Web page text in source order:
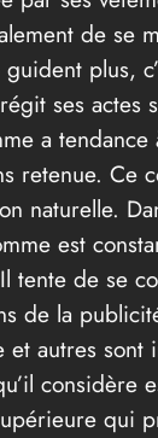
de se
plus,
ses actes
a tendance
retenue. Ce
naturelle.
est
tente de se
de la
autres sont
considère
qui